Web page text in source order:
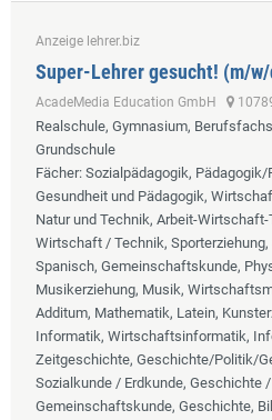
Anzeige lehrer.biz
Super-Lehrer gesucht! (m/
AcadeMedia Education GmbH
Realschule, Gymnasium,
Grundschule
Fächer: Sozialpädagogik,
Gesundheit und Pädagogik,
Natur und Technik, Arbeit-
Wirtschaft / Technik, Sporterziehung,
Spanisch, Gemeinschaftskunde,
Musikerziehung, Musik,
Additum, Mathematik, Latein,
Informatik, Wirtschaftsinformatik,
Zeitgeschichte, Geschichte/Politik/
Sozialkunde / Erdkunde, Geschichte
Gemeinschaftskunde, Geschichte,